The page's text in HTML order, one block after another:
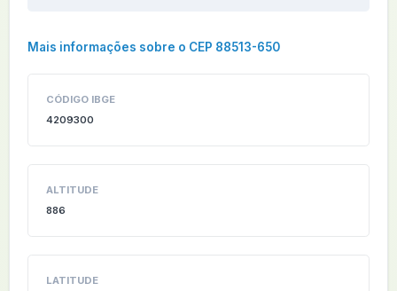
Mais informações sobre o CEP 88513-650
CÓDIGO IBGE
4209300
ALTITUDE
886
LATITUDE